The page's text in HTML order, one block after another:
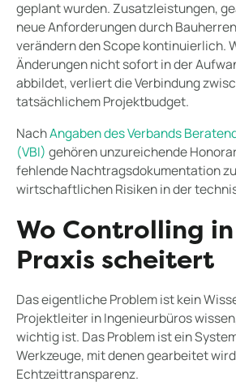
geplant wurden. Zusatzleistungen,
neue Anforderungen durch
verändern den Scope kontinuierlich.
Änderungen nicht sofort in der
abbildet, verliert die Verbindung
tatsächlichem Projektbudget.
NachAngaben des Verbands
(VBI) gehören unzureichende
fehlende Nachtragsdokumentation
wirtschaftlichen Risiken in der
Wo Controlling
Praxis scheitert
Das eigentliche Problem ist kein
Projektleiter in Ingenieurbüros
wichtig ist. Das Problem ist ein
Werkzeuge, mit denen gearbeitet
Echtzeittransparenz.